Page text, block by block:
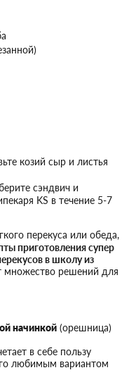
козий сыр и листья
сэндвич и
KS в течение 5-7
перекуса или обеда,
приготовления супер
в школу из
множество решений для
начинкой (орешница)
в себе пользу
любимым вариантом